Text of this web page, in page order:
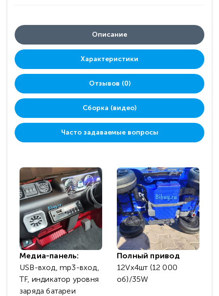
Описание
Характеристики
Отзывов (0)
Сборка (видео)
Часто задаваемые вопросы
Медиа-панель:
USB-вход, mp3-вход,
TF, индикатор уровня
заряда батареи
Полный привод
12Vх4шт (12 000
об)/35W